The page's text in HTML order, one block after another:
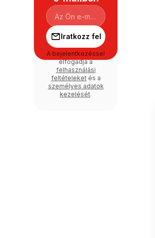
Iratkozz fel
A bejelentkezéssel
elfogadja a
felhasználási
feltételeketés a
személyes adatok
kezelését.